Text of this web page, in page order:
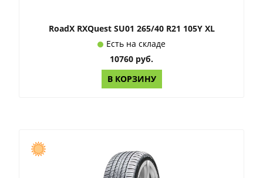
RoadX RXQuest SU01 265/40 R21 105Y XL
Есть на складе
10760 руб.
В КОРЗИНУ